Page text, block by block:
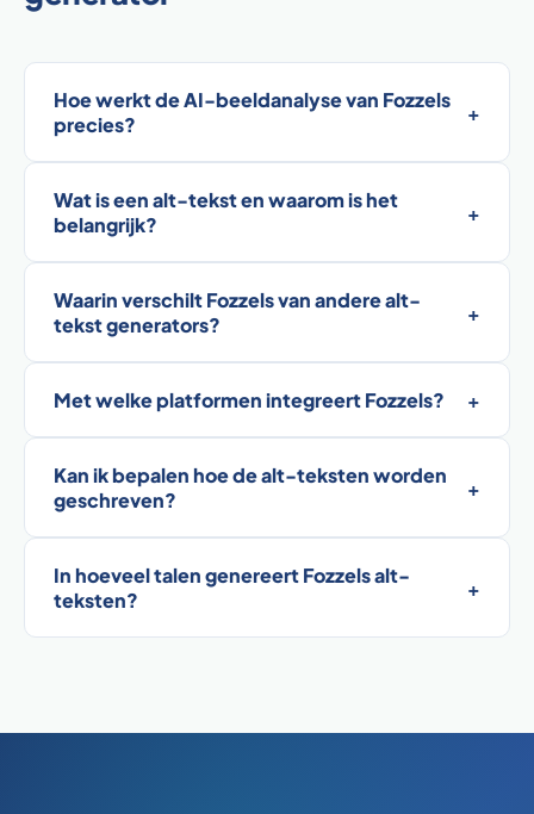
Hoe werkt de AI-beeldanalyse van Fozzels
precies?
+
Wat is een alt-tekst en waarom is het
belangrijk?
+
Waarin verschilt Fozzels van andere alt-
tekst generators?
+
Met welke platformen integreert Fozzels? +
Kan ik bepalen hoe de alt-teksten worden
geschreven?
+
In hoeveel talen genereert Fozzels alt-
teksten?
+